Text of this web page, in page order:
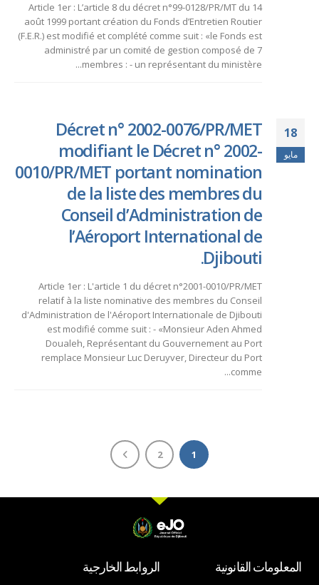
Article 1er : L’article 8 du décret n°99-0128/PR/MT du 14
août 1999 portant création du Fonds d’Entretien Routier
(F.E.R.) est modifié et complété comme suit : «le Fonds est
administré par un comité de gestion composé de 7
membres : - un représentant du ministère...
18
مايو
Décret n° 2002-0076/PR/MET
modifiant le Décret n° 2002-
0010/PR/MET portant nomination
de la liste des membres du
Conseil d’Administration de
l’Aéroport International de
Djibouti.
Article 1er : L'article 1 du décret n°2001-0010/PR/MET
relatif à la liste nominative des membres du Conseil
d'Administration de l'Aéroport Internationale de Djibouti
est modifié comme suit : - «Monsieur Aden Ahmed
Doualeh, Représentant du Gouvernement au Port
remplace Monsieur Luc Deruyver, Directeur du Port
comme...
1
2
المعلومات القانونية الروابط الخارجية